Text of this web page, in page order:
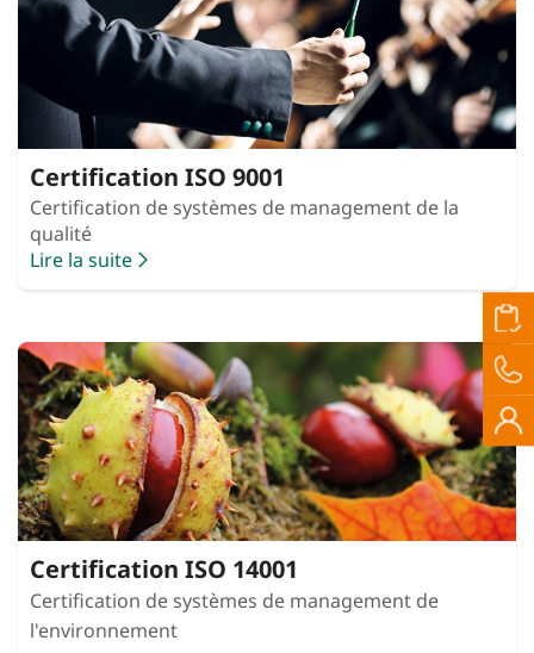
Certification ISO 9001
Certification de systèmes de management de la
qualité
Lire la suite
Certification ISO 14001
Certification de systèmes de management de
l'environnement